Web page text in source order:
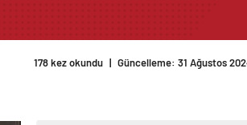
178 kez okundu | Güncelleme: 31 Ağustos